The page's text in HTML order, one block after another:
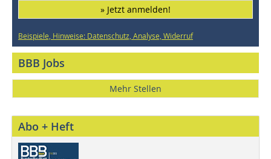
» Jetzt anmelden!
Beispiele, Hinweise: Datenschutz, Analyse, Widerruf
BBB Jobs
Mehr Stellen
Abo + Heft